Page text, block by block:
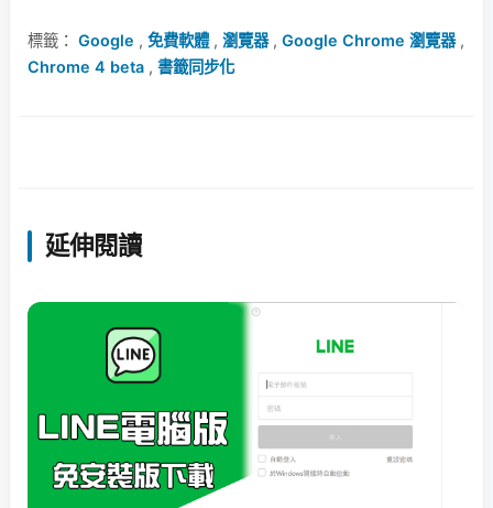
標籤： Google , 免費軟體, 瀏覽器, Google Chrome 瀏覽器,
Chrome 4 beta , 書籤同步化
延伸閱讀